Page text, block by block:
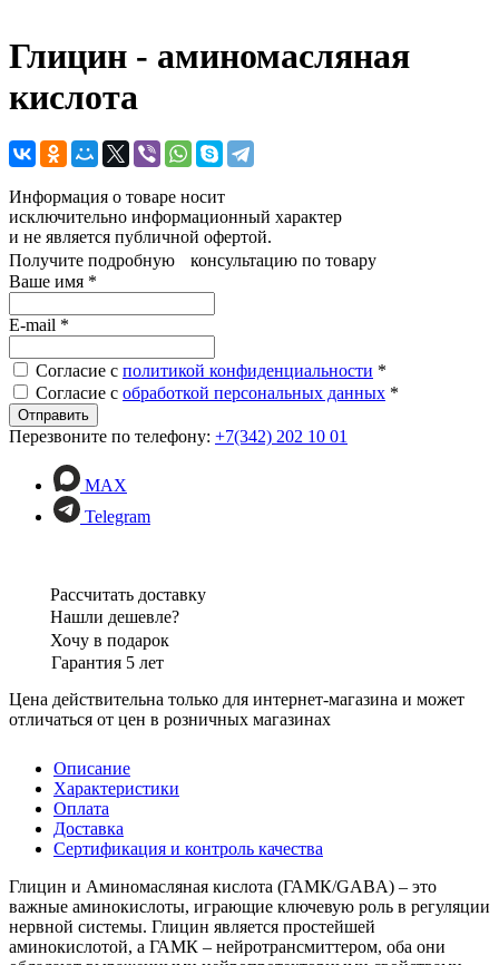
Глицин - аминомасляная
кислота
Информация о товаре носит
исключительно информационный характер
и не является публичной офертой.
Получите подробную консультацию по товару
Ваше имя *
E-mail *
Согласие с политикой конфиденциальности *
Согласие с обработкой персональных данных *
Перезвоните по телефону: +7(342) 202 10 01
MAX
Telegram
Рассчитать доставку
Нашли дешевле?
Хочу в подарок
Гарантия 5 лет
Цена действительна только для интернет-магазина и может
отличаться от цен в розничных магазинах
Описание
Характеристики
Оплата
Доставка
Сертификация и контроль качества
Глицин и Аминомасляная кислота (ГАМК/GABA) – это
важные аминокислоты, играющие ключевую роль в регуляции
нервной системы. Глицин является простейшей
аминокислотой, а ГАМК – нейротрансмиттером, оба они